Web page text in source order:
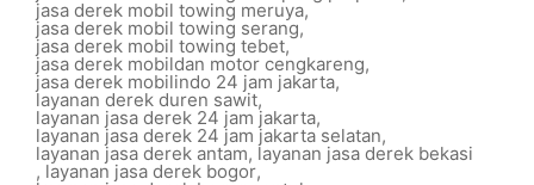
jasa derek mobil towing meruya,
jasa derek mobil towing serang,
jasa derek mobil towing tebet,
jasa derek mobildan motor cengkareng,
jasa derek mobilindo 24 jam jakarta,
layanan derek duren sawit,
layanan jasa derek 24 jam jakarta,
layanan jasa derek 24 jam jakarta selatan,
layanan jasa derek antam, layanan jasa derek bekasi
, layanan jasa derek bogor,